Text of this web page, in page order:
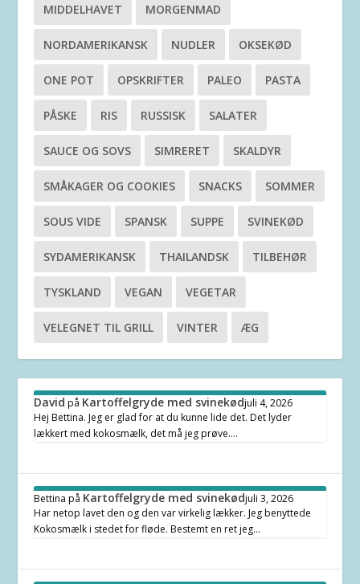
MIDDELHAVET MORGENMAD
NORDAMERIKANSK NUDLER OKSEKØD
ONE POT OPSKRIFTER PALEO PASTA
PÅSKE RIS RUSSISK SALATER
SAUCE OG SOVS SIMRERET SKALDYR
SMÅKAGER OG COOKIES SNACKS SOMMER
SOUS VIDE SPANSK SUPPE SVINEKØD
SYDAMERIKANSK THAILANDSK TILBEHØR
TYSKLAND VEGAN VEGETAR
VELEGNET TIL GRILL VINTER ÆG
David på Kartoffelgryde med svinekødjuli 4, 2026
Hej Bettina. Jeg er glad for at du kunne lide det. Det lyder
lækkert med kokosmælk, det må jeg prøve.…
Bettina på Kartoffelgryde med svinekødjuli 3, 2026
Har netop lavet den og den var virkelig lækker. Jeg benyttede
Kokosmælk i stedet for fløde. Bestemt en ret jeg…